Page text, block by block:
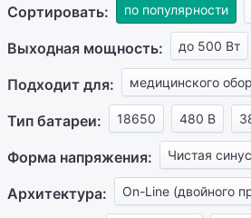
Сортировать: по популярности
Выходная мощность: до 500 Вт
Подходит для: медицинского
Тип батареи: 18650 480 В
Форма напряжения: Чистая
Архитектура: On-Line (двойного